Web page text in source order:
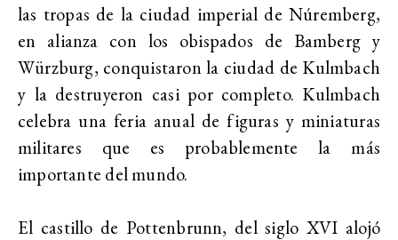
las tropas de la ciudad imperial de Núremberg,
en alianza con los obispados de Bamberg y
Würzburg, conquistaron la ciudad de Kulmbach
y la destruyeron casi por completo. Kulmbach
celebra una feria anual de figuras y miniaturas
militares que es probablemente la más
importante del mundo.
El castillo de Pottenbrunn, del siglo XVI alojó